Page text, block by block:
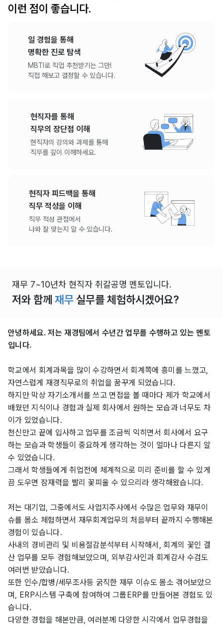
이런 점이 좋습니다.
일 경험을 통해
명확한 진로 탐색
MBTI로 직업 추천받기는 그만!
직접 해보고 결정할 수 있습니다.
현직자를 통해
직무의 장단점 이해
현직자의 강의와 과제를 통해
직무를 깊이 이해하세요.
현직자 피드백을 통해
직무 적성을 이해
직무 적성 관점에서
나와 잘 맞는지 알 수 있습니다.
재무 7~10년차 현직자 취갈공명 멘토입니다.
저와 함께 재무실무를 체험하시겠어요?
안녕하세요. 저는 재경팀에서 수년간 업무를 수행하고 있는 멘토
입니다.
학교에서 회계과목을 많이 수강하면서 회계쪽에 흥미를 느꼈고,
자연스럽게 재경직무로의 취업을 꿈꾸게 되었습니다.
하지만 막상 자기소개서를 쓰고 면접을 볼 때마다 제가 학교에서
배웠던 지식이나 경험과 실제 회사에서 원하는 모습과 너무도 차
이가 있었습니다.
천신만고 끝에 입사하고 업무를 조금씩 익히면서 회사에서 요구
하는 모습과 학생들이 중요하게 생각하는 것이 얼마나 다른지 알
수 있었습니다.
그래서 학생들에게 취업전에 체계적으로 미리 준비를 할 수 있게
끔 도우면 잠재력을 빨리 꽃피울 수 있으리라 생각해왔습니다.
저는 대기업, 그중에서도 사업지주사에서 수많은 업무와 재무이
슈를 몸소 체험하면서 재무회계업무의 처음부터 끝까지 수행해본
경험이 있습니다.
사내의 경비관리 및 비용절감분석부터 시작해서, 회계의 꽃인 결
산 업무를 모두 경험해보았으며, 외부감사인과 회계감사 수검도
여러번 받았습니다.
또한 인수/합병/세무조사등 굵직한 재무 이슈도 몸소 겪어보았으
며, ERP시스템 구축에 참여하여 그룹ERP를 만들어본 경험도 있
습니다.
다양한 경험을 해본만큼, 여러분께 다양한 시각에서 업무경험을